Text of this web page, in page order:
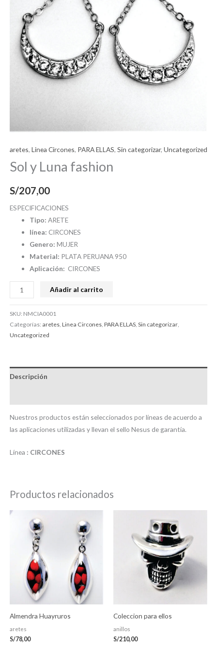
aretes, Linea Circones, PARA ELLAS, Sin categorizar, Uncategorized
Sol y Luna fashion
S/207,00
ESPECIFICACIONES
Tipo: ARETE
línea: CIRCONES
Genero: MUJER
Material: PLATA PERUANA 950
Aplicación: CIRCONES
Añadir al carrito
SKU: NMCIA0001
Categorías: aretes Linea Circones PARA ELLAS Sin categorizar
Uncategorized
Descripción
Nuestros productos están seleccionados por líneas de acuerdo a
las aplicaciones utilizadas y llevan el sello Nesus de garantía.
Línea : CIRCONES
Productos relacionados
Almendra Huayruros
aretes
S/78,00
Coleccion para ellos
anillos
S/210,00